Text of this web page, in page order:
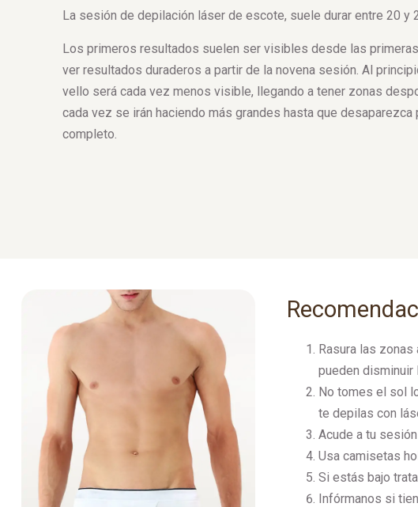
La sesión de depilación láser de escote, suele durar entre 20 y
Los primeros resultados suelen ser visibles desde las
ver resultados duraderos a partir de la novena sesión. Al
vello será cada vez menos visible, llegando a tener zonas
cada vez se irán haciendo más grandes hasta que desaparezca
completo.
Rasura las
pueden disminuir
No tomes el sol
te depilas con
Acude a tu
Usa camisetas
Si estás bajo
Infórmanos si